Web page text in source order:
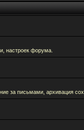
настроек форума.
за письмами, архивация